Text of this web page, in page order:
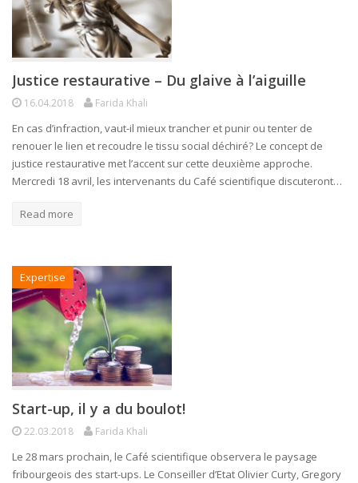
Justice restaurative – Du glaive à l’aiguille
16.04.2018 Farida Khali
En cas d’infraction, vaut-il mieux trancher et punir ou tenter de
renouer le lien et recoudre le tissu social déchiré? Le concept de
justice restaurative met l’accent sur cette deuxième approche.
Mercredi 18 avril, les intervenants du Café scientifique discuteront…
Read more
Expertise
Start-up, il y a du boulot!
22.03.2018 Farida Khali
Le 28 mars prochain, le Café scientifique observera le paysage
fribourgeois des start-ups. Le Conseiller d’Etat Olivier Curty, Gregory